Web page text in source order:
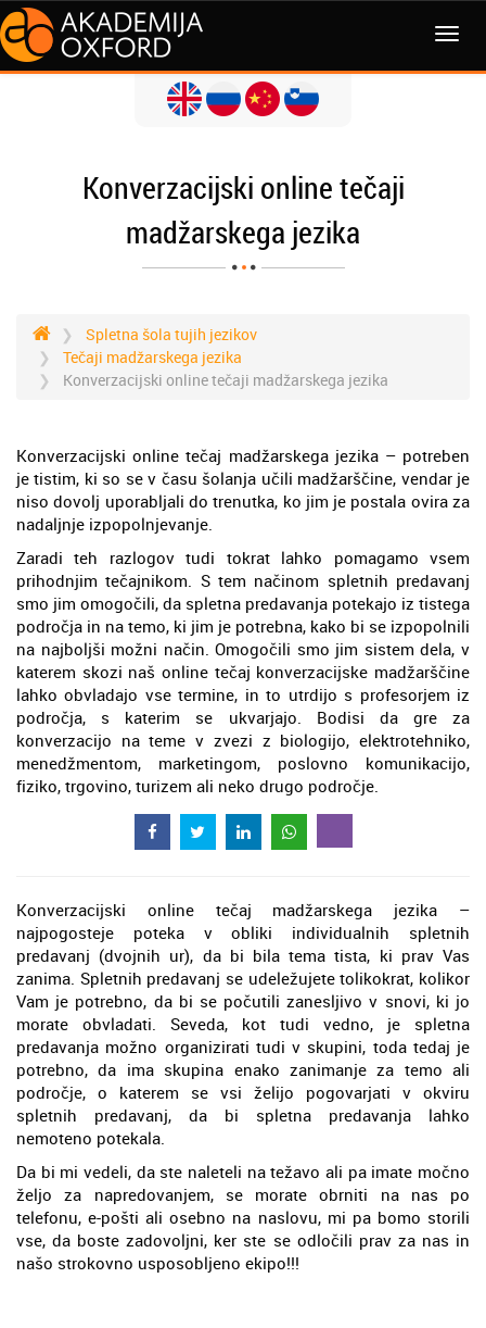
MENI
Konverzacijski online tečaji
madžarskega jezika
Spletna šola tujih jezikov
Tečaji madžarskega jezika
Konverzacijski online tečaji madžarskega jezika
Konverzacijski online tečaj madžarskega jezika – potreben
je tistim, ki so se v času šolanja učili madžarščine, vendar je
niso dovolj uporabljali do trenutka, ko jim je postala ovira za
nadaljnje izpopolnjevanje.
Zaradi teh razlogov tudi tokrat lahko pomagamo vsem
prihodnjim tečajnikom. S tem načinom spletnih predavanj
smo jim omogočili, da spletna predavanja potekajo iz tistega
področja in na temo, ki jim je potrebna, kako bi se izpopolnili
na najboljši možni način. Omogočili smo jim sistem dela, v
katerem skozi naš online tečaj konverzacijske madžarščine
lahko obvladajo vse termine, in to utrdijo s profesorjem iz
področja, s katerim se ukvarjajo. Bodisi da gre za
konverzacijo na teme v zvezi z biologijo, elektrotehniko,
menedžmentom, marketingom, poslovno komunikacijo,
fiziko, trgovino, turizem ali neko drugo področje.
Konverzacijski online tečaj madžarskega jezika –
najpogosteje poteka v obliki individualnih spletnih
predavanj (dvojnih ur), da bi bila tema tista, ki prav Vas
zanima. Spletnih predavanj se udeležujete tolikokrat, kolikor
Vam je potrebno, da bi se počutili zanesljivo v snovi, ki jo
morate obvladati. Seveda, kot tudi vedno, je spletna
predavanja možno organizirati tudi v skupini, toda tedaj je
potrebno, da ima skupina enako zanimanje za temo ali
področje, o katerem se vsi želijo pogovarjati v okviru
spletnih predavanj, da bi spletna predavanja lahko
nemoteno potekala.
Da bi mi vedeli, da ste naleteli na težavo ali pa imate močno
željo za napredovanjem, se morate obrniti na nas po
telefonu, e-pošti ali osebno na naslovu, mi pa bomo storili
vse, da boste zadovoljni, ker ste se odločili prav za nas in
našo strokovno usposobljeno ekipo!!!